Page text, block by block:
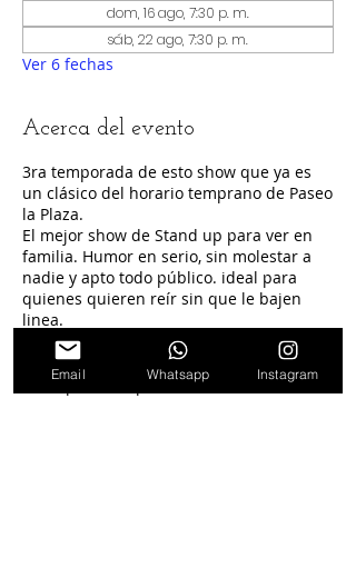
dom, 16 ago, 7:30 p. m.
sáb, 22 ago, 7:30 p. m.
Ver 6 fechas
Acerca del evento
3ra temporada de esto show que ya es
un clásico del horario temprano de Paseo
la Plaza.
El mejor show de Stand up para ver en
familia. Humor en serio, sin molestar a
nadie y apto todo público. ideal para
quienes quieren reír sin que le bajen
linea.
No se trata de un show Infantil sino un
show para comprartir.
Email Whatsapp Instagram